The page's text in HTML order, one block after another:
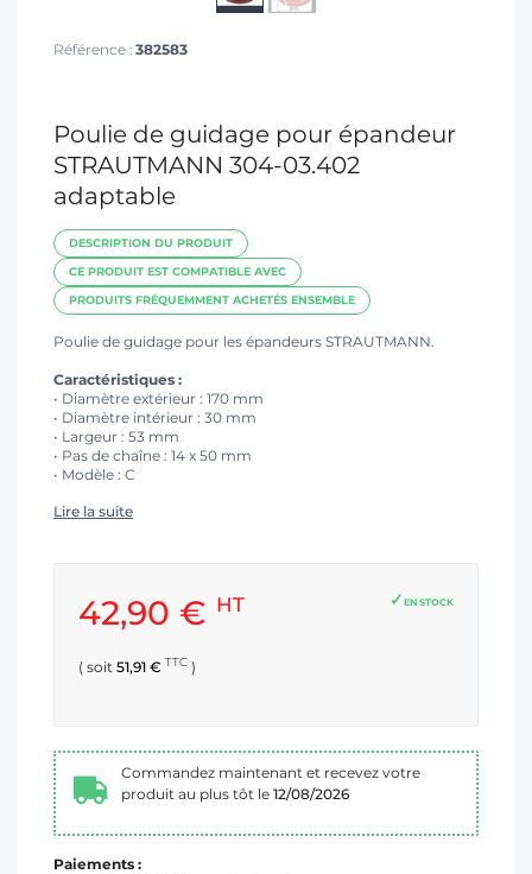
Référence : 382583
Poulie de guidage pour épandeur
STRAUTMANN 304-03.402
adaptable
DESCRIPTION DU PRODUIT
CE PRODUIT EST COMPATIBLE AVEC
PRODUITS FRÉQUEMMENT ACHETÉS ENSEMBLE
Poulie de guidage pour les épandeurs STRAUTMANN.
Caractéristiques :
• Diamètre extérieur : 170 mm
• Diamètre intérieur : 30 mm
• Largeur : 53 mm
• Pas de chaîne : 14 x 50 mm
• Modèle : C
Lire la suite
EN STOCK
42,90 € HT
( soit 51,91 € TTC )
Commandez maintenant et recevez votre
produit au plus tôt le 12/08/2026
Paiements :